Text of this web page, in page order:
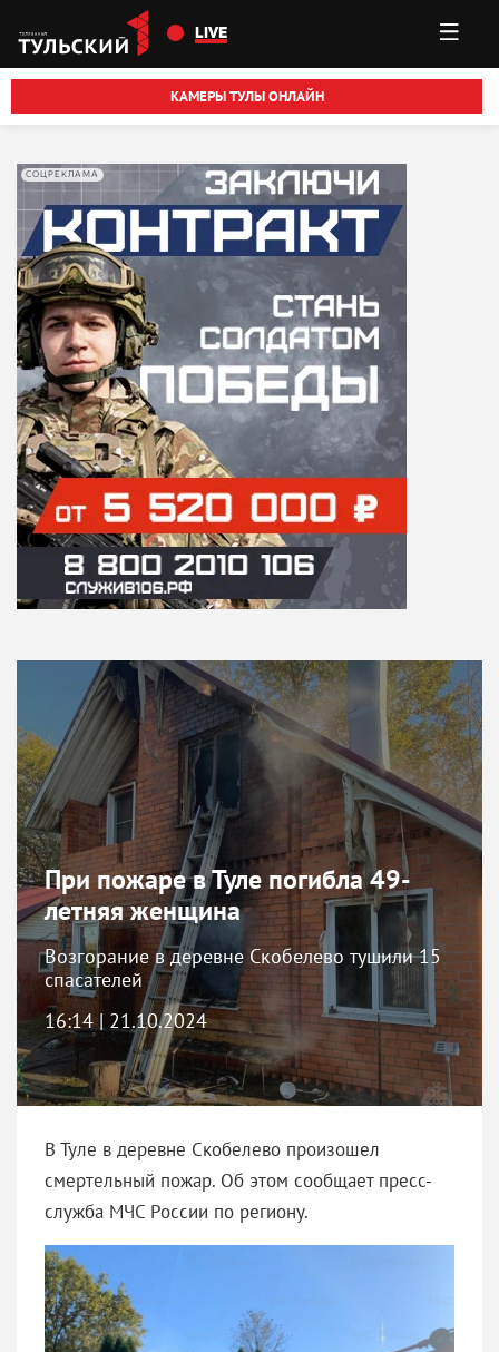
Перейти к основному содержанию
LIVE
КАМЕРЫ ТУЛЫ ОНЛАЙН
СОЦРЕКЛАМА
При пожаре в Туле погибла 49-
летняя женщина
Возгорание в деревне Скобелево тушили 15
спасателей
16:14 | 21.10.2024
В Туле в деревне Скобелево произошел
смертельный пожар. Об этом сообщает пресс-
служба МЧС России по региону.